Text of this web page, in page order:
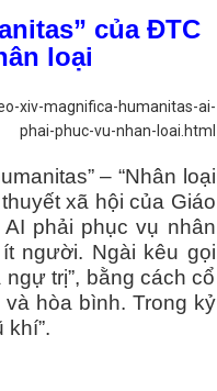
của ĐTC
loại
xiv-magnifica-humanitas-ai-
phai-phuc-vu-nhan-loai.html
– “Nhân loại
xã hội của Giáo
phải phục vụ nhân
người. Ngài kêu gọi
trị”, bằng cách cổ
hòa bình. Trong kỷ
khí”.